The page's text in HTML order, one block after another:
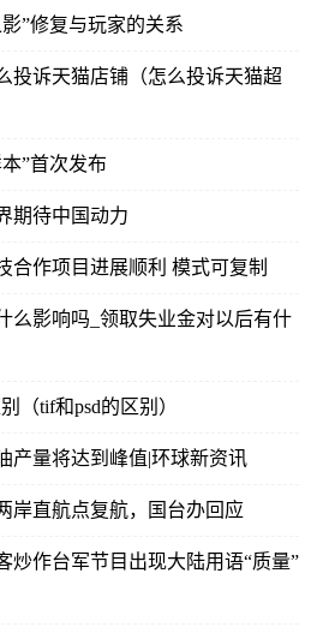
”修复与玩家的关系
投诉天猫店铺（怎么投诉天猫超
”首次发布
期待中国动力
合作项目进展顺利 模式可复制
么影响吗_领取失业金对以后有什
（tif和psd的区别）
产量将达到峰值|环球新资讯
岸直航点复航，国台办回应
炒作台军节目出现大陆用语“质量”